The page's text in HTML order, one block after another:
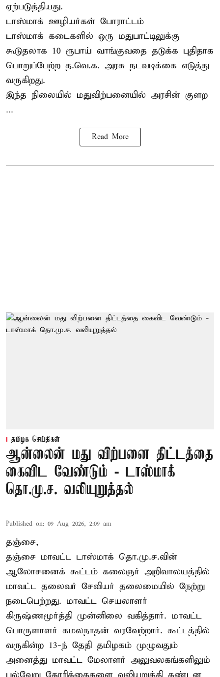
ஏற்படுத்தியது.
டாஸ்மாக் ஊழியர்கள் போராட்டம்
டாஸ்மாக் கடைகளில் ஒரு மதுபாட்டிலுக்கு
கூடுதலாக 10 ரூபாய் வாங்குவதை தடுக்க புதிதாக
பொறுப்பேற்ற த.வெ.க. அரசு நடவடிக்கை எடுத்து
வருகிறது.
இந்த நிலையில் மதுவிற்பனையில் அரசின் குளற
...
Read More
தமிழக செய்திகள்
ஆன்லைன் மது விற்பனை திட்டத்தை
கைவிட வேண்டும் - டாஸ்மாக்
தொ.மு.ச. வலியுறுத்தல்
Published on: 09 Aug 2026, 2:09 am
தஞ்சை,
தஞ்சை மாவட்ட டாஸ்மாக் தொ.மு.ச.வின்
ஆலோசனைக் கூட்டம் கலைஞர் அறிவாலயத்தில்
மாவட்ட தலைவர் சேவியர் தலைமையில் நேற்று
நடைபெற்றது. மாவட்ட செயலாளர்
கிருஷ்ணமூர்த்தி முன்னிலை வகித்தார். மாவட்ட
பொருளாளர் கமலநாதன் வரவேற்றார். கூட்டத்தில்
வருகின்ற 13-ந் தேதி தமிழகம் முழுவதும்
அனைத்து மாவட்ட மேலாளர் அலுவலகங்களிலும்